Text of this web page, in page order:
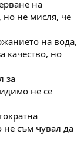
на
но не мисля, че
на вода,
качество, но
за
не се
не съм чувал да